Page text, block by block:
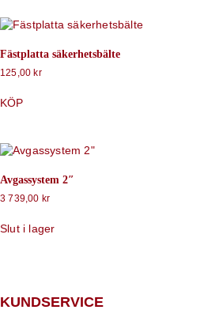
Fästplatta säkerhetsbälte
125,00 kr
KÖP
Avgassystem 2″
3 739,00 kr
Slut i lager
KUNDSERVICE